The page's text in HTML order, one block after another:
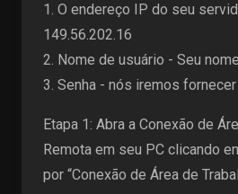
1. O endereço IP do seu
149.56.202.16
2. Nome de usuário - Seu
3. Senha - nós iremos fornecer
Etapa 1: Abra a Conexão de
Remota em seu PC clicando
por “Conexão de Área de